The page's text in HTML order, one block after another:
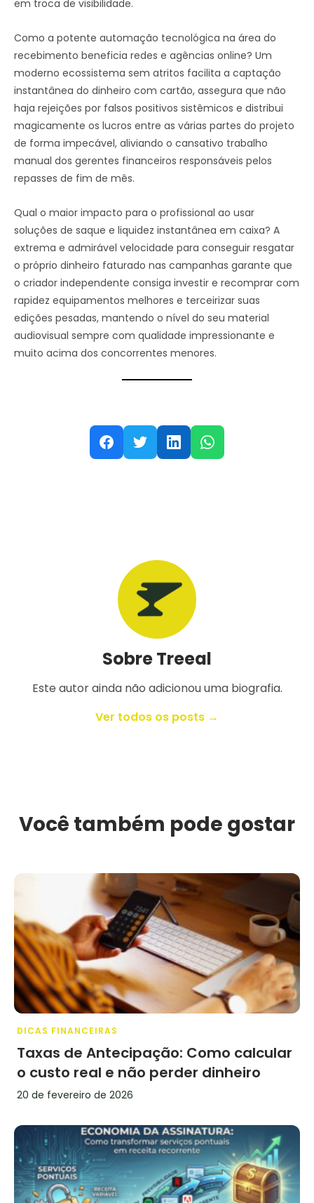
em troca de visibilidade.
Como a potente automação tecnológica na área do
recebimento beneficia redes e agências online? Um
moderno ecossistema sem atritos facilita a captação
instantânea do dinheiro com cartão, assegura que não
haja rejeições por falsos positivos sistêmicos e distribui
magicamente os lucros entre as várias partes do projeto
de forma impecável, aliviando o cansativo trabalho
manual dos gerentes financeiros responsáveis pelos
repasses de fim de mês.
Qual o maior impacto para o profissional ao usar
soluções de saque e liquidez instantânea em caixa? A
extrema e admirável velocidade para conseguir resgatar
o próprio dinheiro faturado nas campanhas garante que
o criador independente consiga investir e recomprar com
rapidez equipamentos melhores e terceirizar suas
edições pesadas, mantendo o nível do seu material
audiovisual sempre com qualidade impressionante e
muito acima dos concorrentes menores.
Sobre Treeal
Este autor ainda não adicionou uma biografia.
Ver todos os posts →
Você também pode gostar
DICAS FINANCEIRAS
Taxas de Antecipação: Como calcular
o custo real e não perder dinheiro
20 de fevereiro de 2026